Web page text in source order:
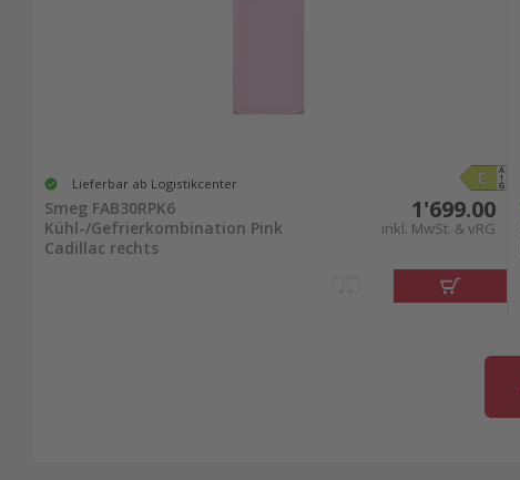
Lieferbar ab Logistikcenter
Smeg FAB30RPK6
Kühl-/Gefrierkombination Pink
Cadillac rechts
1'699.00
inkl. MwSt. & vRG